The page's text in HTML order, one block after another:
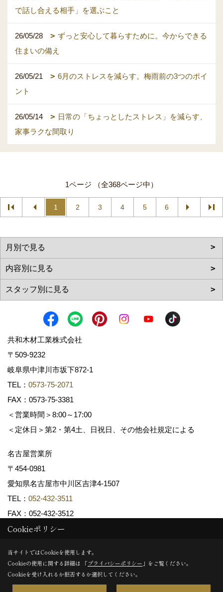
で話し合える相手」を選ぶこと
26/05/28
ずっと安心して暮らすために。今からできる
住まいの備え
26/05/21
6月のストレスを減らす。梅雨前の3つのポイ
ント
26/05/14
日常の「ちょっとしたストレス」を減らす、
家事ラクな間取り
1ページ （全368ページ中）
1 2 3 4 5 6
共和木材工業株式会社
〒509-9232
岐阜県中津川市坂下872‐1
TEL： 0573-75-2071
FAX：0573-75-3381
＜営業時間＞8:00～17:00
＜定休日＞第2・第4土、日祝日、その他会社規定による
名古屋営業所
〒454-0981
愛知県名古屋市中川区吉津4-1507
TEL： 052-432-3511
FAX：052-432-3512
Copyright (c) 共和木材工業株式会社. All Rights Reserved.
Produced byゴデスクリエイト
Cookieポリシー
当サイトではCookieを使用します。
Cookieの使用に関する詳細は 「プライバシーポリシー 」をご覧ください。
Cookieを受け入れるか拒否するか選択してください。